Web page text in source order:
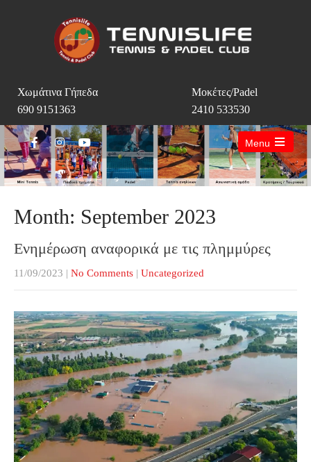
Χωμάτινα Γήπεδα
690 9151363
Μοκέτες/Padel
2410 533530
Menu
Open
the
main
menu
Month: September 2023
Ενημέρωση αναφορικά με τις πλημμύρες
11/09/2023 | No Comments | Uncategorized